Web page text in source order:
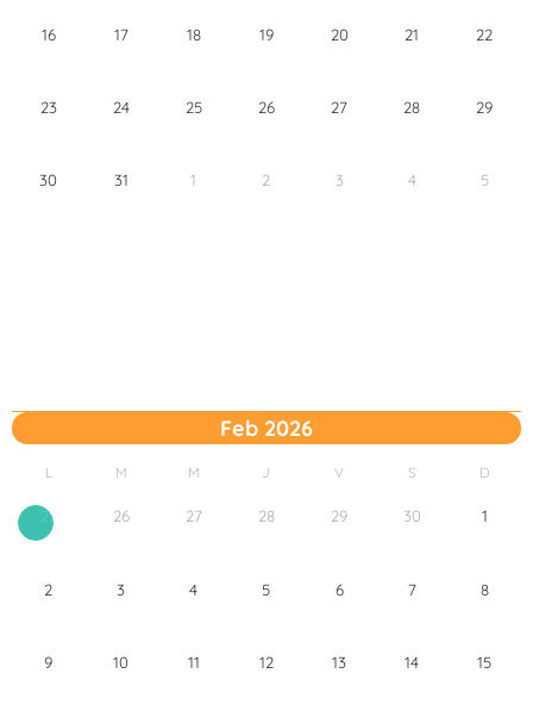
16 17 18 19 20 21 22
23 24 25 26 27 28 29
30 31 1 2 3 4 5
Feb 2026
L M M J V S D
25 26 27 28 29 30 1
2 3 4 5 6 7 8
9 10 11 12 13 14 15